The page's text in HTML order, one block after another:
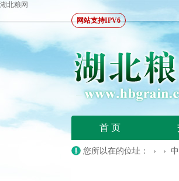
湖北粮网
网站支持IPV6
首 页
您所以在的位址： › ›